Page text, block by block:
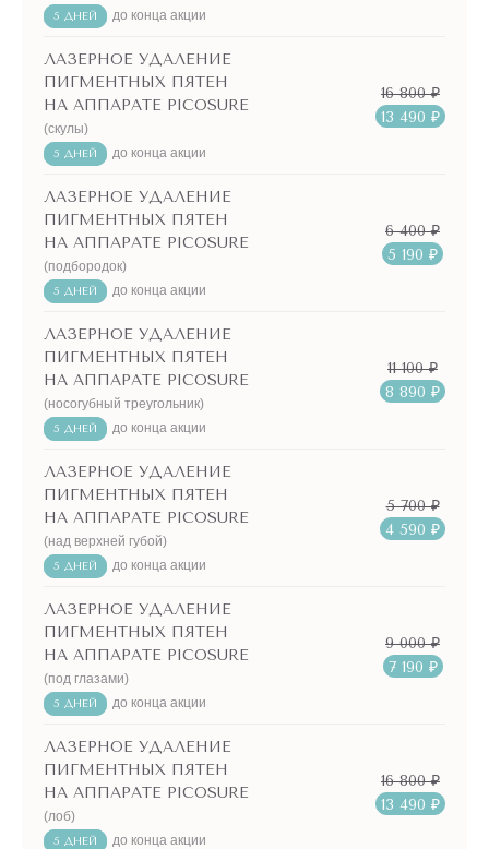
5 ДНЕЙ до конца акции
ЛАЗЕРНОЕ УДАЛЕНИЕ
ПИГМЕНТНЫХ ПЯТЕН
НА АППАРАТЕ PICOSURE
(скулы)
5 ДНЕЙ до конца акции
16 800 ₽
13 490 ₽
ЛАЗЕРНОЕ УДАЛЕНИЕ
ПИГМЕНТНЫХ ПЯТЕН
НА АППАРАТЕ PICOSURE
(подбородок)
5 ДНЕЙ до конца акции
6 400 ₽
5 190 ₽
ЛАЗЕРНОЕ УДАЛЕНИЕ
ПИГМЕНТНЫХ ПЯТЕН
НА АППАРАТЕ PICOSURE
(носогубный треугольник)
5 ДНЕЙ до конца акции
11 100 ₽
8 890 ₽
ЛАЗЕРНОЕ УДАЛЕНИЕ
ПИГМЕНТНЫХ ПЯТЕН
НА АППАРАТЕ PICOSURE
(над верхней губой)
5 ДНЕЙ до конца акции
5 700 ₽
4 590 ₽
ЛАЗЕРНОЕ УДАЛЕНИЕ
ПИГМЕНТНЫХ ПЯТЕН
НА АППАРАТЕ PICOSURE
(под глазами)
5 ДНЕЙ до конца акции
9 000 ₽
7 190 ₽
ЛАЗЕРНОЕ УДАЛЕНИЕ
ПИГМЕНТНЫХ ПЯТЕН
НА АППАРАТЕ PICOSURE
(лоб)
5 ДНЕЙ до конца акции
16 800 ₽
13 490 ₽